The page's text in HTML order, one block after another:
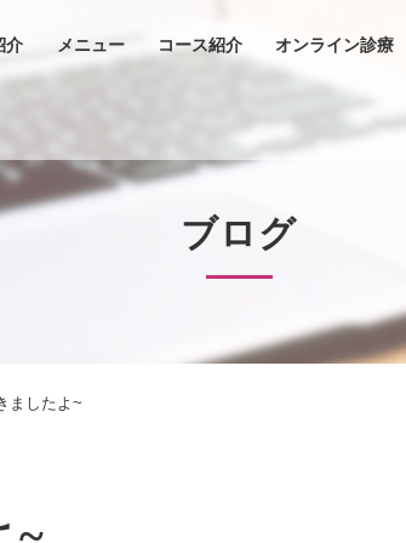
介 メニュー コース紹介 オンライン診療
ブログ
ましたよ~